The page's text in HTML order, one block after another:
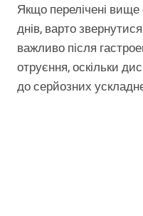
Якщо перелічені
днів, варто
важливо після
отруєння, оскільки
до серйозних